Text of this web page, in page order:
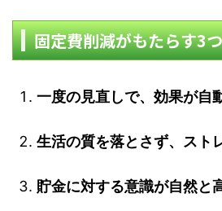
固定費削減がもたらす3
一度の見直しで、効果が自
生活の質を落とさず、スト
貯金に対する意識が自然と